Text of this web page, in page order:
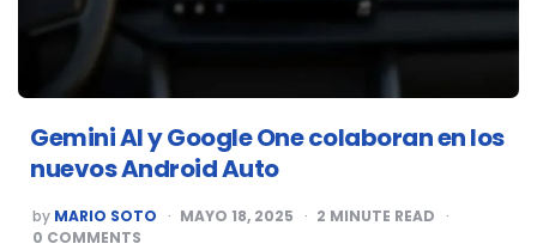
Gemini AI y Google One colaboran en los
nuevos Android Auto
POSTED
BY
by MARIO SOTO MAYO 18, 2025 2 MINUTE READ
0 COMMENTS